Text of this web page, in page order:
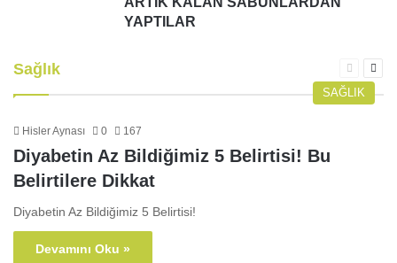
YAPTILAR
Sağlık
Önceki
sayfa
SAĞLIK
Hisler Aynası 0 167
Diyabetin Az Bildiğimiz 5 Belirtisi! Bu
Belirtilere Dikkat
Diyabetin Az Bildiğimiz 5 Belirtisi!
Devamını Oku »